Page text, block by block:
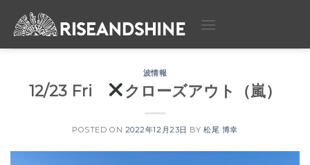
波情報
12/23 Fri クローズアウト（嵐）
POSTED ON 2022年12月23日 BY松尾 博幸